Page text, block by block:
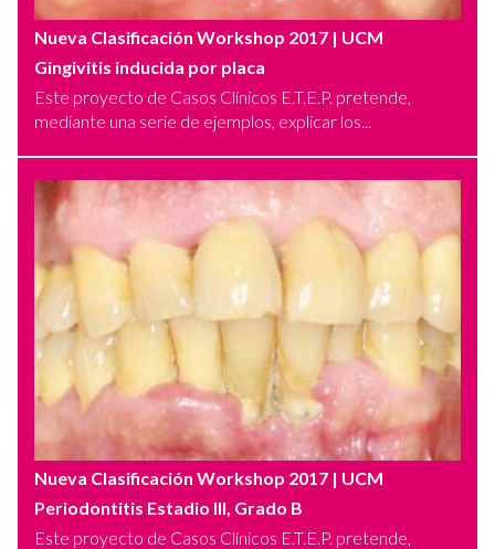
Nueva Clasificación Workshop 2017 | UCM
Gingivitis inducida por placa
Este proyecto de Casos Clínicos E.T.E.P. pretende,
mediante una serie de ejemplos, explicar los...
Nueva Clasificación Workshop 2017 | UCM
Periodontitis Estadio III, Grado B
Este proyecto de Casos Clínicos E.T.E.P. pretende,